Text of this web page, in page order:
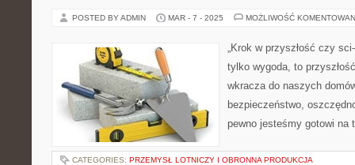
POSTED BY ADMIN MAR - 7 - 2025 MOŻLIWOŚĆ
„Krok w przyszłość czy
tylko wygoda, to
wkracza do naszych
bezpieczeństwo,
pewno jesteśmy gotowi na
CATEGORIES: PRZEMYSŁ LOTNICZY I OBRONNA PRODUKCJA